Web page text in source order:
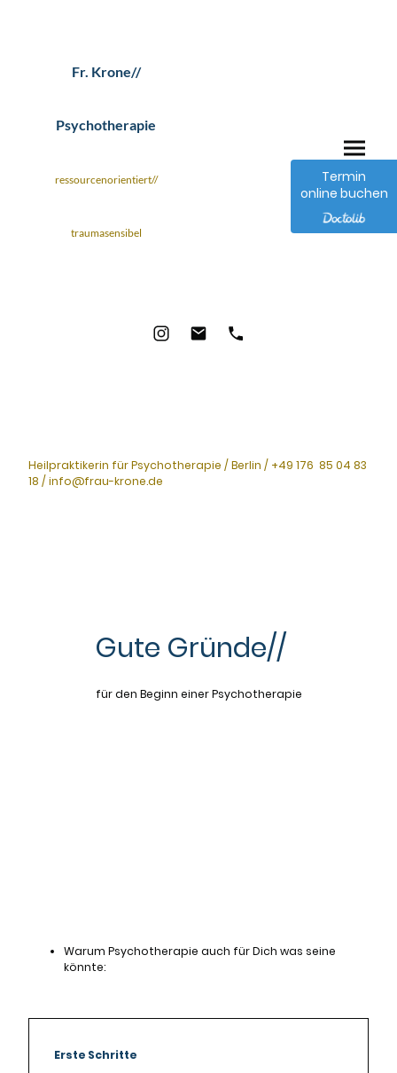
Fr. Krone//
Psychotherapie
ressourcenorientiert//
traumasensibel
Termin
online buchen
Heilpraktikerin für Psychotherapie / Berlin / +49 176 85 04 83
18 / info@frau-krone.de
Gute Gründe//
für den Beginn einer Psychotherapie
Warum Psychotherapie auch für Dich was seine
könnte:
Erste Schritte